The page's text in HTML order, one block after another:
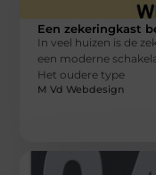
Een zekeringkast
In veel huizen is de
een moderne
Het oudere type
M Vd Webdesign